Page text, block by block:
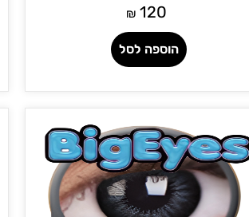
120
₪
הוספה לסל